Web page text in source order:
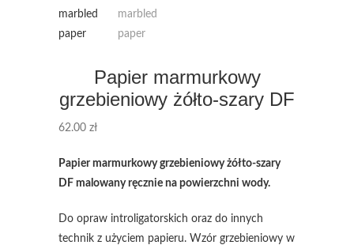
Papier marmurkowy
grzebieniowy żółto-szary DF
62.00 zł
Papier marmurkowy grzebieniowy żółto-szary
DF malowany ręcznie na powierzchni wody.
Do opraw introligatorskich oraz do innych
technik z użyciem papieru. Wzór grzebieniowy w